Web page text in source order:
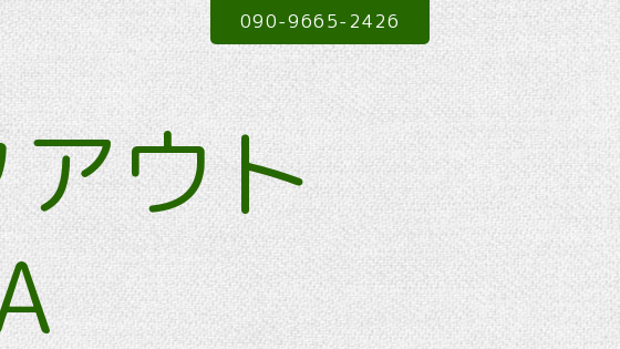
アウト
090-9665-2426